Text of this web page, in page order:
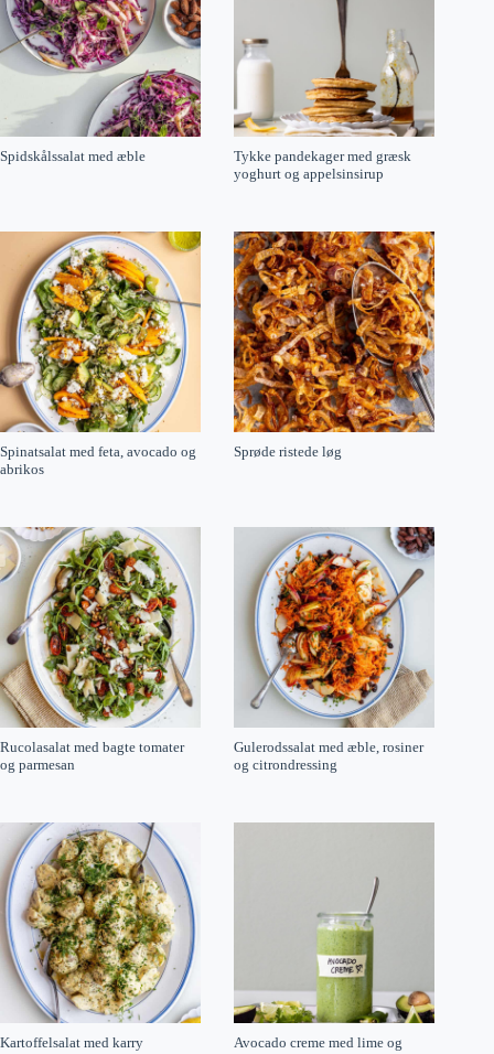
Spidskålssalat med æble
Tykke pandekager med græsk
yoghurt og appelsinsirup
Spinatsalat med feta, avocado og
abrikos
Sprøde ristede løg
Rucolasalat med bagte tomater
og parmesan
Gulerodssalat med æble, rosiner
og citrondressing
Kartoffelsalat med karry
Avocado creme med lime og